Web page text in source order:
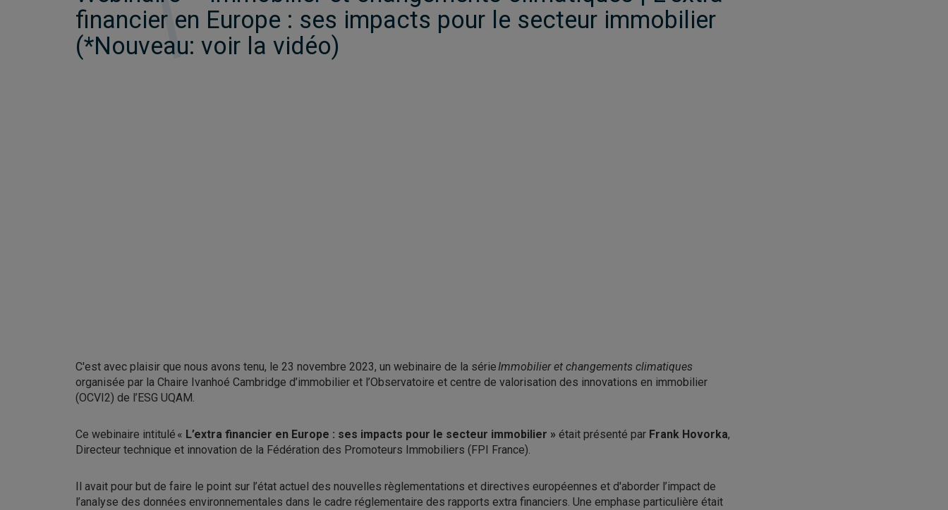
financier en Europe : ses impacts pour le secteur immobilier
(*Nouveau: voir la vidéo)
C'est avec plaisir que nous avons tenu, le 23 novembre 2023, un webinaire de la sérieImmobilier et changements climatiques
organisée par la Chaire Ivanhoé Cambridge d’immobilier et l’Observatoire et centre de valorisation des innovations en immobilier
(OCVI 2) de l’ESG UQAM.
Ce webinaire intitulé « L’extra financier en Europe : ses impacts pour le secteur immobilier » était présenté par Frank Hovorka,
Directeur technique et innovation de la Fédération des Promoteurs Immobiliers (FPI France).
Il avait pour but de faire le point sur l’état actuel des nouvelles règlementations et directives européennes et d'aborder l’impact de
l’analyse des données environnementales dans le cadre réglementaire des rapports extra financiers. Une emphase particulière était